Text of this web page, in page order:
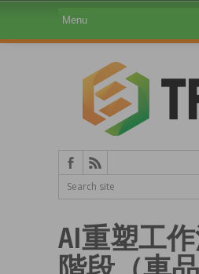
AI重塑工